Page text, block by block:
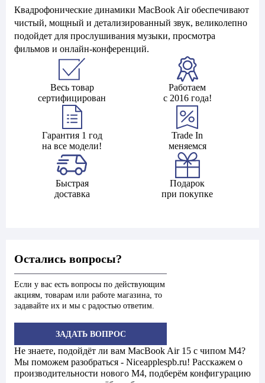
Квадрофонические динамики MacBook Air обеспечивают
чистый, мощный и детализированный звук, великолепно
подойдет для прослушивания музыки, просмотра
фильмов и онлайн-конференций.
Весь товар
сертифицирован
Работаем
с 2016 года!
Гарантия 1 год
на все модели!
Trade In
меняемся
Быстрая
доставка
Подарок
при покупке
Остались вопросы?
Если у вас есть вопросы по действующим
акциям, товарам или работе магазина, то
задавайте их и мы с радостью ответим.
ЗАДАТЬ ВОПРОС
Не знаете, подойдёт ли вам MacBook Air 15 с чипом M4?
Мы поможем разобраться - Niceapplespb.ru! Расскажем о
производительности нового M4, подберём конфигурацию